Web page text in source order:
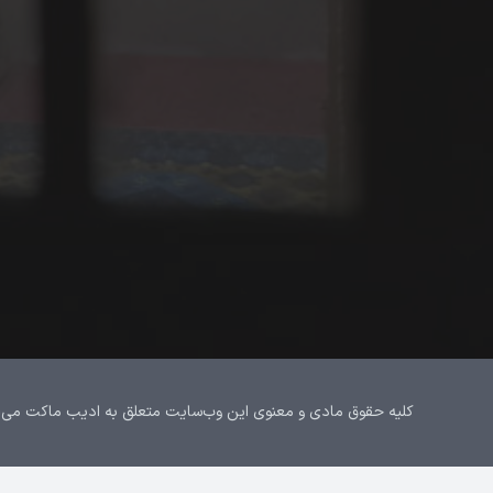
کلیه حقوق مادی و معنوی این وب‌سایت متعلق به ادیب ماکت